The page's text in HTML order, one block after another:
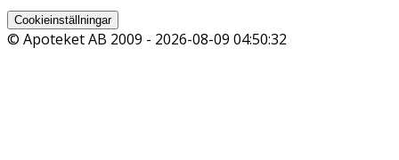
Cookieinställningar
© Apoteket AB 2009 - 2026-08-09 04:50:32